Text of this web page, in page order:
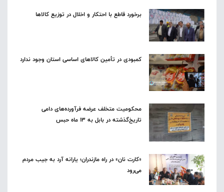
برخورد قاطع با احتکار و اخلال در توزیع کالاها
کمبودی در تأمین کالاهای اساسی استان وجود ندارد
محکومیت متخلف عرضه فرآورده‌های دامی
تاریخ‌گذشته در بابل به ۱۳ ماه حبس
«کارت نان» در راه مازندران؛ یارانه آرد به جیب مردم
می‌رود